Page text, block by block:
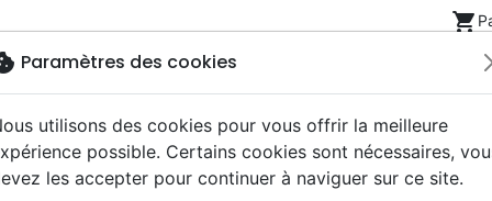
shopping_cart
NouveautésBibles LivreseBooksJeunesse
Paramètres des cookies
utilisons des cookies pour vous offrir la meilleure
possible. Certains cookies sont nécessaires,
les accepter pour continuer à naviguer sur ce site.